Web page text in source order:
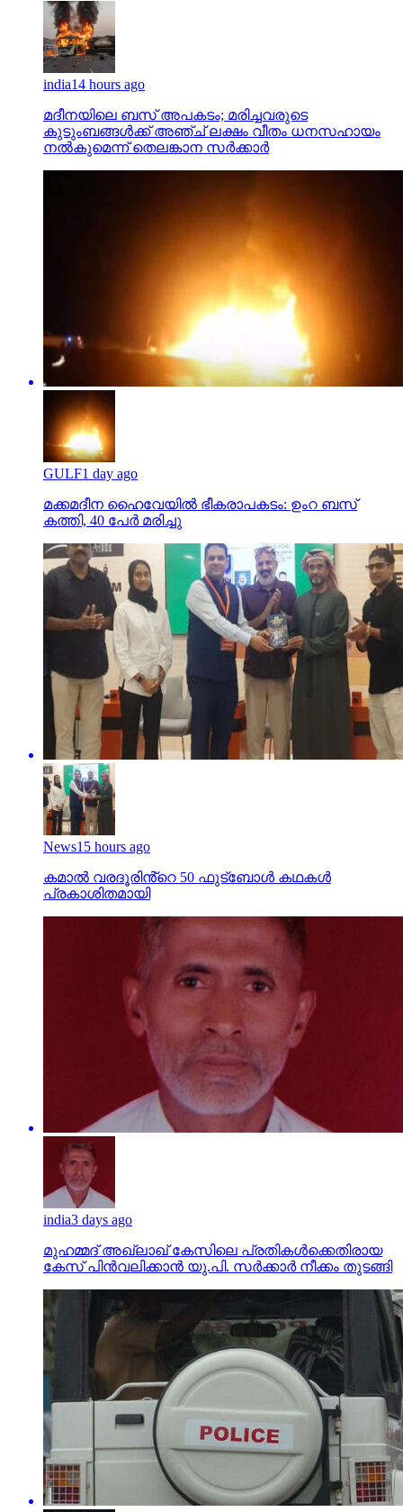
india14 hours ago
മദീനയിലെ ബസ് അപകടം; മരിച്ചവരുടെ
കുടുംബങ്ങള്‍ക്ക് അഞ്ച് ലക്ഷം വീതം ധനസഹായം
നല്‍കുമെന്ന് തെലങ്കാന സര്‍ക്കാര്‍
GULF1 day ago
മക്കമദീന ഹൈവേയില്‍ ഭീകരാപകടം: ഉംറ ബസ്
കത്തി, 40 പേര്‍ മരിച്ചു
News15 hours ago
കമാൽ വരദൂരിൻ്റെ 50 ഫുട്ബോൾ കഥകൾ
പ്രകാശിതമായി
india3 days ago
മുഹമ്മദ് അഖ്‌ലാഖ് കേസിലെ പ്രതികള്‍ക്കെതിരായ
കേസ് പിന്‍വലിക്കാന്‍ യു.പി. സര്‍ക്കാര്‍ നീക്കം തുടങ്ങി